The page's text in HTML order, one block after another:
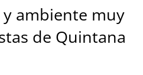
y ambiente muy
de Quintana